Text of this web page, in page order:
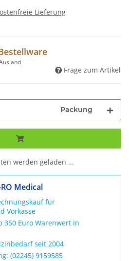
Lieferung
Frage zum Artikel
Packung
werden geladen ...
Medical
für
Vorkasse
350 Euro Warenwert in
seit 2004
(02245) 9159585